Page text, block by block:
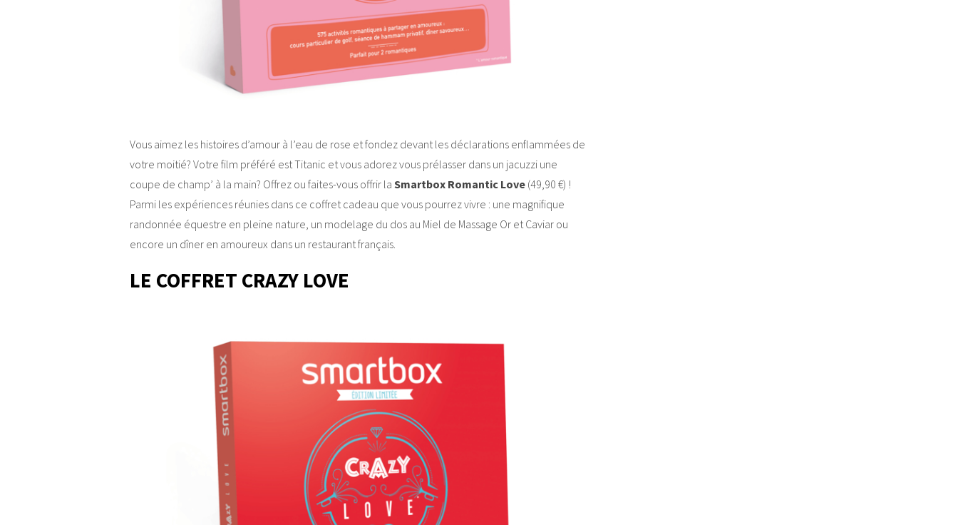
Vous aimez les histoires d’amour à l’eau de rose et fondez devant les déclarations enflammées de
votre moitié? Votre film préféré est Titanic et vous adorez vous prélasser dans un jacuzzi une
coupe de champ’ à la main? Offrez ou faites-vous offrir la Smartbox Romantic Love (49,90 €) !
Parmi les expériences réunies dans ce coffret cadeau que vous pourrez vivre : une magnifique
randonnée équestre en pleine nature, un modelage du dos au Miel de Massage Or et Caviar ou
encore un dîner en amoureux dans un restaurant français.
LE COFFRET CRAZY LOVE